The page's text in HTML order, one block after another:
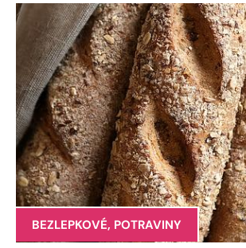
BEZLEPKOVÉ, POTRAVINY